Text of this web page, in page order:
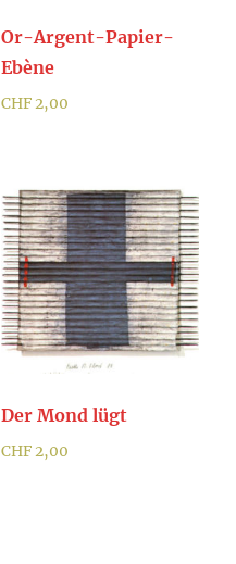
Or-Argent-Papier-
Ebène
CHF2,00
Der Mond lügt
CHF2,00